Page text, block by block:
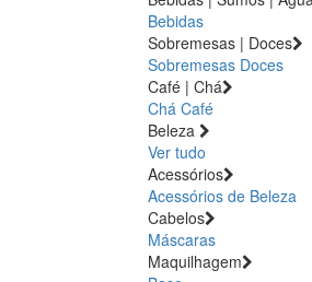
Bebidas
Sobremesas | Doces
Sobremesas Doces
Café | Chá
Chá Café
Beleza
Ver tudo
Acessórios
Acessórios de Beleza
Cabelos
Máscaras
Maquilhagem